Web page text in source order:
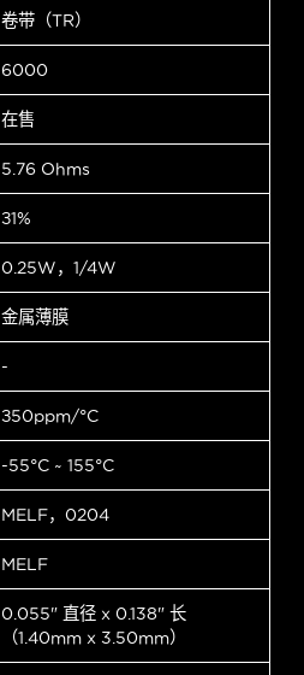
卷带（TR）
6000
在售
5.76 Ohms
±1%
0.25W，1/4W
金属薄膜
-
±50ppm/°C
-55°C ~ 155°C
MELF，0204
MELF
0.055" 直径 x 0.138" 长
（1.40mm x 3.50mm）